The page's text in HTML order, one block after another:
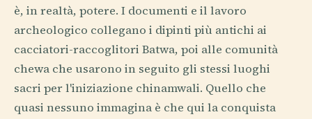
è, in realtà, potere. I documenti e il lavoro
archeologico collegano i dipinti più antichi ai
cacciatori-raccoglitori Batwa, poi alle comunità
chewa che usarono in seguito gli stessi luoghi
sacri per l'iniziazione chinamwali. Quello che
quasi nessuno immagina è che qui la conquista